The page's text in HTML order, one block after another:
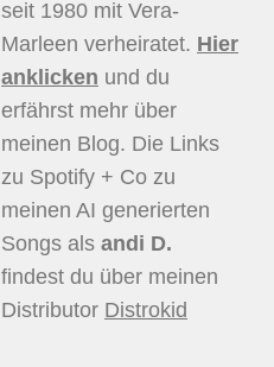
seit 1980 mit Vera-
Marleen verheiratet. Hier
anklicken und du
erfährst mehr über
meinen Blog. Die Links
zu Spotify + Co zu
meinen AI generierten
Songs als andi D.
findest du über meinen
Distributor Distrokid